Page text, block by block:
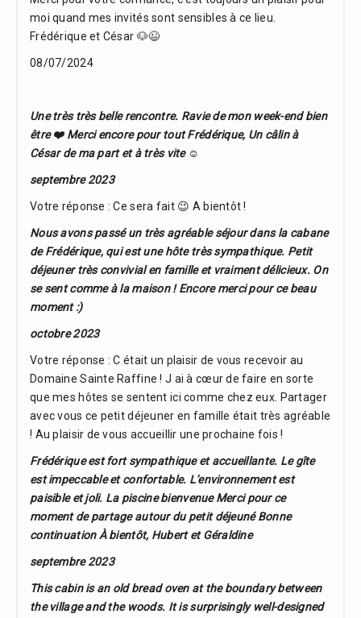
moi quand mes invités sont sensibles à ce lieu.
Frédérique et César 🐶😉
08/07/2024
Une très très belle rencontre. Ravie de mon week-end bien
être ❤️ Merci encore pour tout Frédérique, Un câlin à
César de ma part et à très vite ☺️
septembre 2023
Votre réponse : Ce sera fait 😉 A bientôt !
Nous avons passé un très agréable séjour dans la cabane
de Frédérique, qui est une hôte très sympathique. Petit
déjeuner très convivial en famille et vraiment délicieux. On
se sent comme à la maison ! Encore merci pour ce beau
moment :)
octobre 2023
Votre réponse : C était un plaisir de vous recevoir au
Domaine Sainte Raffine ! J ai à cœur de faire en sorte
que mes hôtes se sentent ici comme chez eux. Partager
avec vous ce petit déjeuner en famille était très agréable
! Au plaisir de vous accueillir une prochaine fois !
Frédérique est fort sympathique et accueillante. Le gîte
est impeccable et confortable. L'environnement est
paisible et joli. La piscine bienvenue Merci pour ce
moment de partage autour du petit déjeuné Bonne
continuation À bientôt, Hubert et Géraldine
septembre 2023
This cabin is an old bread oven at the boundary between
the village and the woods. It is surprisingly well-designed